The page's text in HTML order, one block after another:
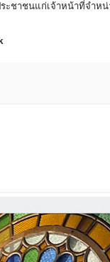
าชนแก่เจ้าหน้าที่จำหน่